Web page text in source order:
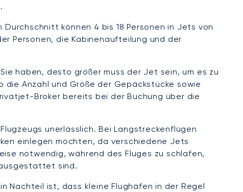
können 4 bis 18 Personen in Jets von
Personen, die Kabinenaufteilung und der
haben, desto größer muss der Jet sein, um es zu
Anzahl und Größe der Gepäckstücke sowie
Broker bereits bei der Buchung über die
unerlässlich. Bei Langstreckenflügen
einlegen möchten, da verschiedene Jets
notwendig, während des Fluges zu schlafen,
sind.
Nachteil ist, dass kleine Flughäfen in der Regel